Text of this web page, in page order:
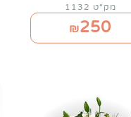
מק"ט 1132
₪250